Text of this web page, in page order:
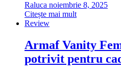
Raluca noiembrie 8, 2025
Citește mai mult
Review
Armaf Vanity
potrivit pentru